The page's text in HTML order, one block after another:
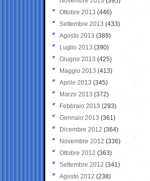
Ottobre 2013 (446)
Settembre 2013 (433)
Agosto 2013 (389)
Luglio 2013 (390)
Giugno 2013 (425)
Maggio 2013 (413)
Aprile 2013 (345)
Marzo 2013 (372)
Febbraio 2013 (293)
Gennaio 2013 (361)
Dicembre 2012 (364)
Novembre 2012 (336)
Ottobre 2012 (363)
Settembre 2012 (341)
Agosto 2012 (238)